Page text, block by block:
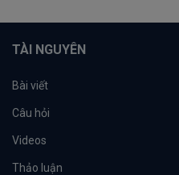
TÀI NGUYÊN
Bài viết
Câu hỏi
Videos
Thảo luận